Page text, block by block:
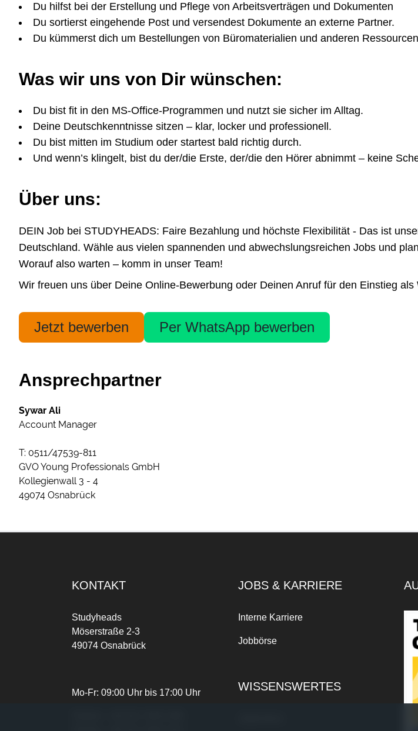
Du hilfst bei der Erstellung und Pflege von Arbeitsverträgen und Dokumenten
Du sortierst eingehende Post und versendest Dokumente an externe Partner.
​Du kümmerst dich um Bestellungen von Büromaterialien und anderen
Was wir uns von Dir wünschen:
Du bist fit in den MS-Office-Programmen und nutzt sie sicher im Alltag.
Deine Deutschkenntnisse sitzen – klar, locker und professionell.
Du bist mitten im Studium oder startest bald richtig durch.
Und wenn’s klingelt, bist du der/die Erste, der/die den Hörer abnimmt – keine
Über uns:
DEIN Job bei STUDYHEADS: Faire Bezahlung und höchste Flexibilität - Das ist
Deutschland. Wähle aus vielen spannenden und abwechslungsreichen Jobs und
Worauf also warten – komm in unser Team!
Wir freuen uns über Deine Online-Bewerbung oder Deinen Anruf für den Einstieg
Jetzt bewerben Per WhatsApp bewerben
Ansprechpartner
Sywar Ali
Account Manager
T: 0511/47539-811
GVO Young Professionals GmbH
Kollegienwall 3 - 4
49074 Osnabrück
KONTAKT
Studyheads
Möserstraße 2-3
49074 Osnabrück
Mo-Fr: 09:00 Uhr bis 17:00 Uhr
JOBS & KARRIERE
Interne Karriere
Jobbörse
WISSENSWERTES